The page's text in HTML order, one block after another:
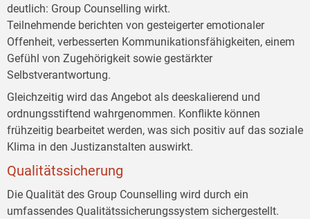
deutlich: Group Counselling wirkt.
Teilnehmende berichten von gesteigerter emotionaler
Offenheit, verbesserten Kommunikationsfähigkeiten, einem
Gefühl von Zugehörigkeit sowie gestärkter
Selbstverantwortung.
Gleichzeitig wird das Angebot als deeskalierend und
ordnungsstiftend wahrgenommen. Konflikte können
frühzeitig bearbeitet werden, was sich positiv auf das soziale
Klima in den Justizanstalten auswirkt.
Qualitätssicherung
Die Qualität des Group Counselling wird durch ein
umfassendes Qualitätssicherungssystem sichergestellt.